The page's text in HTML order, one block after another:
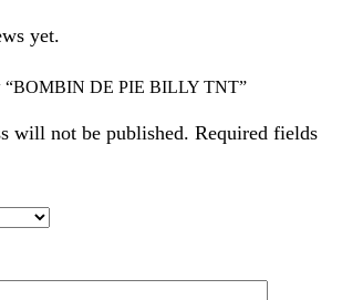
yet.
“BOMBIN DE PIE BILLY TNT”
will not be published. Required fields